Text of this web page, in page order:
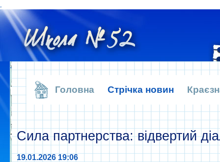
,
.
Головна Стрічка новин
Сила партнерства: відвертий
19.01.2026 19:06